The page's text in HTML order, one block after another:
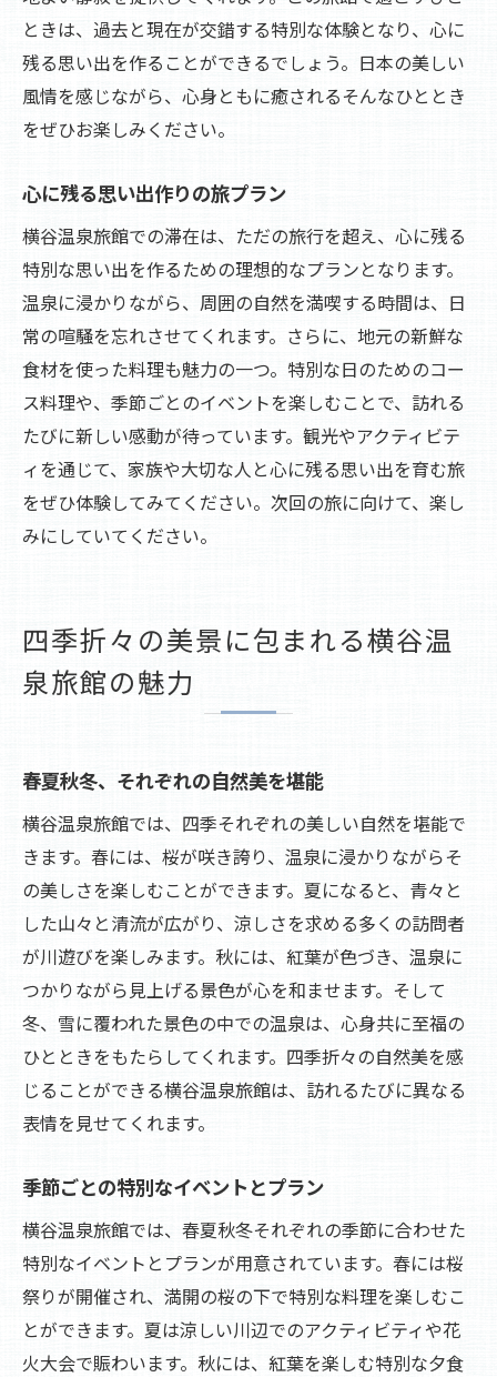
ときは、過去と現在が交錯する特別な体験となり、心に
残る思い出を作ることができるでしょう。日本の美しい
風情を感じながら、心身ともに癒されるそんなひととき
をぜひお楽しみください。
心に残る思い出作りの旅プラン
横谷温泉旅館での滞在は、ただの旅行を超え、心に残る
特別な思い出を作るための理想的なプランとなります。
温泉に浸かりながら、周囲の自然を満喫する時間は、日
常の喧騒を忘れさせてくれます。さらに、地元の新鮮な
食材を使った料理も魅力の一つ。特別な日のためのコー
ス料理や、季節ごとのイベントを楽しむことで、訪れる
たびに新しい感動が待っています。観光やアクティビテ
ィを通じて、家族や大切な人と心に残る思い出を育む旅
をぜひ体験してみてください。次回の旅に向けて、楽し
みにしていてください。
四季折々の美景に包まれる横谷温
泉旅館の魅力
春夏秋冬、それぞれの自然美を堪能
横谷温泉旅館では、四季それぞれの美しい自然を堪能で
きます。春には、桜が咲き誇り、温泉に浸かりながらそ
の美しさを楽しむことができます。夏になると、青々と
した山々と清流が広がり、涼しさを求める多くの訪問者
が川遊びを楽しみます。秋には、紅葉が色づき、温泉に
つかりながら見上げる景色が心を和ませます。そして
冬、雪に覆われた景色の中での温泉は、心身共に至福の
ひとときをもたらしてくれます。四季折々の自然美を感
じることができる横谷温泉旅館は、訪れるたびに異なる
表情を見せてくれます。
季節ごとの特別なイベントとプラン
横谷温泉旅館では、春夏秋冬それぞれの季節に合わせた
特別なイベントとプランが用意されています。春には桜
祭りが開催され、満開の桜の下で特別な料理を楽しむこ
とができます。夏は涼しい川辺でのアクティビティや花
火大会で賑わいます。秋には、紅葉を楽しむ特別な夕食